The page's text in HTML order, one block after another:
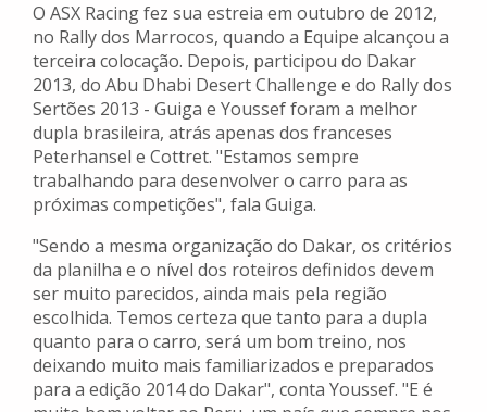
O ASX Racing fez sua estreia em outubro de 2012,
no Rally dos Marrocos, quando a Equipe alcançou a
terceira colocação. Depois, participou do Dakar
2013, do Abu Dhabi Desert Challenge e do Rally dos
Sertões 2013 - Guiga e Youssef foram a melhor
dupla brasileira, atrás apenas dos franceses
Peterhansel e Cottret. "Estamos sempre
trabalhando para desenvolver o carro para as
próximas competições", fala Guiga.
"Sendo a mesma organização do Dakar, os critérios
da planilha e o nível dos roteiros definidos devem
ser muito parecidos, ainda mais pela região
escolhida. Temos certeza que tanto para a dupla
quanto para o carro, será um bom treino, nos
deixando muito mais familiarizados e preparados
para a edição 2014 do Dakar", conta Youssef. "E é